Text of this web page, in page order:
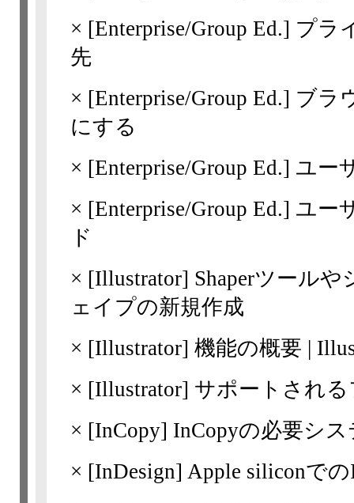
× [Enterprise/Group Ed.] プラ
先
× [Enterprise/Group Ed.] ブラ
にする
× [Enterprise/Group Ed.] ユー
× [Enterprise/Group Ed.] ユー
ド
× [Illustrator] Shaperツール
ェイプの新規作成
× [Illustrator] 機能の概要 |
× [Illustrator] サポートされ
× [InCopy] InCopyの必要シ
× [InDesign] Apple siliconで